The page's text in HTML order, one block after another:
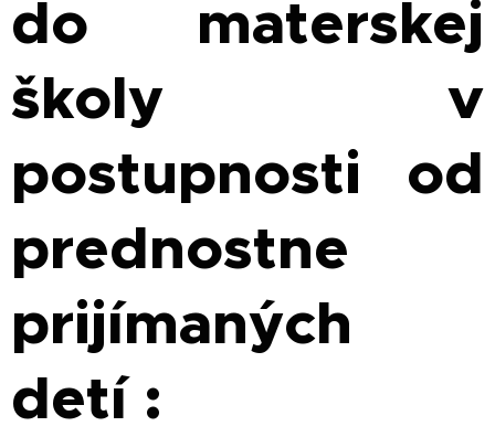
do materskej
školy v
postupnosti od
prednostne
prijímaných
detí :